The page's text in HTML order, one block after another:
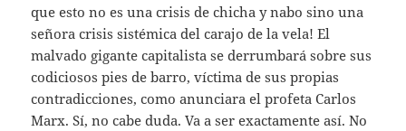
que esto no es una crisis de chicha y nabo sino una
señora crisis sistémica del carajo de la vela! El
malvado gigante capitalista se derrumbará sobre sus
codiciosos pies de barro, víctima de sus propias
contradicciones, como anunciara el profeta Carlos
Marx. Sí, no cabe duda. Va a ser exactamente así. No